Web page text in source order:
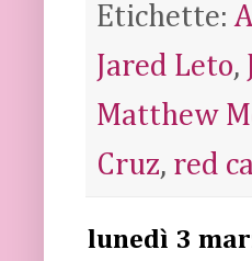
Etichette:
Jared Leto,
Matthew
Cruz, red
lunedì 3